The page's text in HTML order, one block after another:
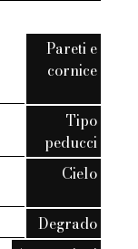
Pareti e
cornice
Tipo
peducci
Cielo
Degrado